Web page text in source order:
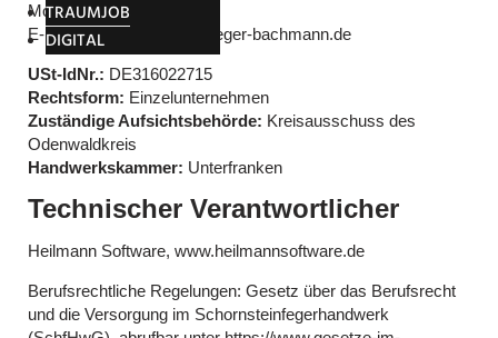
TRAUMJOB
DIGITAL
Mobil: 0160 7485524
E-Mail: info@schornsteinfeger-bachmann.de
USt-IdNr.: DE316022715
Rechtsform: Einzelunternehmen
Zuständige Aufsichtsbehörde: Kreisausschuss des
Odenwaldkreis
Handwerkskammer: Unterfranken
Technischer Verantwortlicher
Heilmann Software, www.heilmannsoftware.de
Berufsrechtliche Regelungen: Gesetz über das Berufsrecht
und die Versorgung im Schornsteinfegerhandwerk